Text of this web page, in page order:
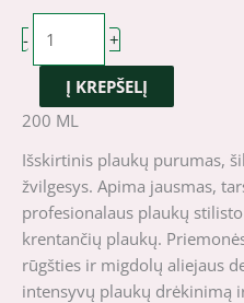
-
kiekis:
GREEN
FEEL'S
Volume
kaukė
su
hialurono
rūgštimi
200ml
+
Į KREPŠELĮ
200 ML
Išskirtinis plaukų purumas,
žvilgesys. Apima jausmas,
profesionalaus plaukų
krentančių plaukų.
rūgšties ir migdolų aliejaus
intensyvų plaukų drėkinimą